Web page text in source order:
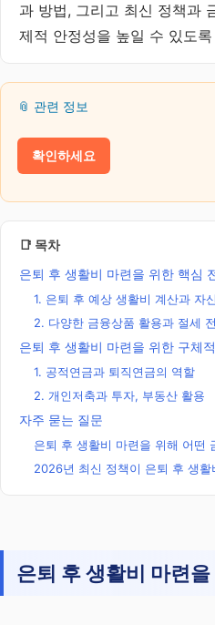
과 방법, 그리고 최신 정책과
제적 안정성을 높일 수 있도
📎 관련 정보
확인하세요
📑 목차
은퇴 후 생활비 마련을 위한 핵심
1. 은퇴 후 예상 생활비 계산과 자
2. 다양한 금융상품 활용과 절세
은퇴 후 생활비 마련을 위한 구체
1. 공적연금과 퇴직연금의 역할
2. 개인저축과 투자, 부동산 활용
자주 묻는 질문
은퇴 후 생활비 마련을 위해 어떤
2026년 최신 정책이 은퇴 후 생
미 바로가기
주정차단속 10분 전 문
은퇴 후 생활비 마련